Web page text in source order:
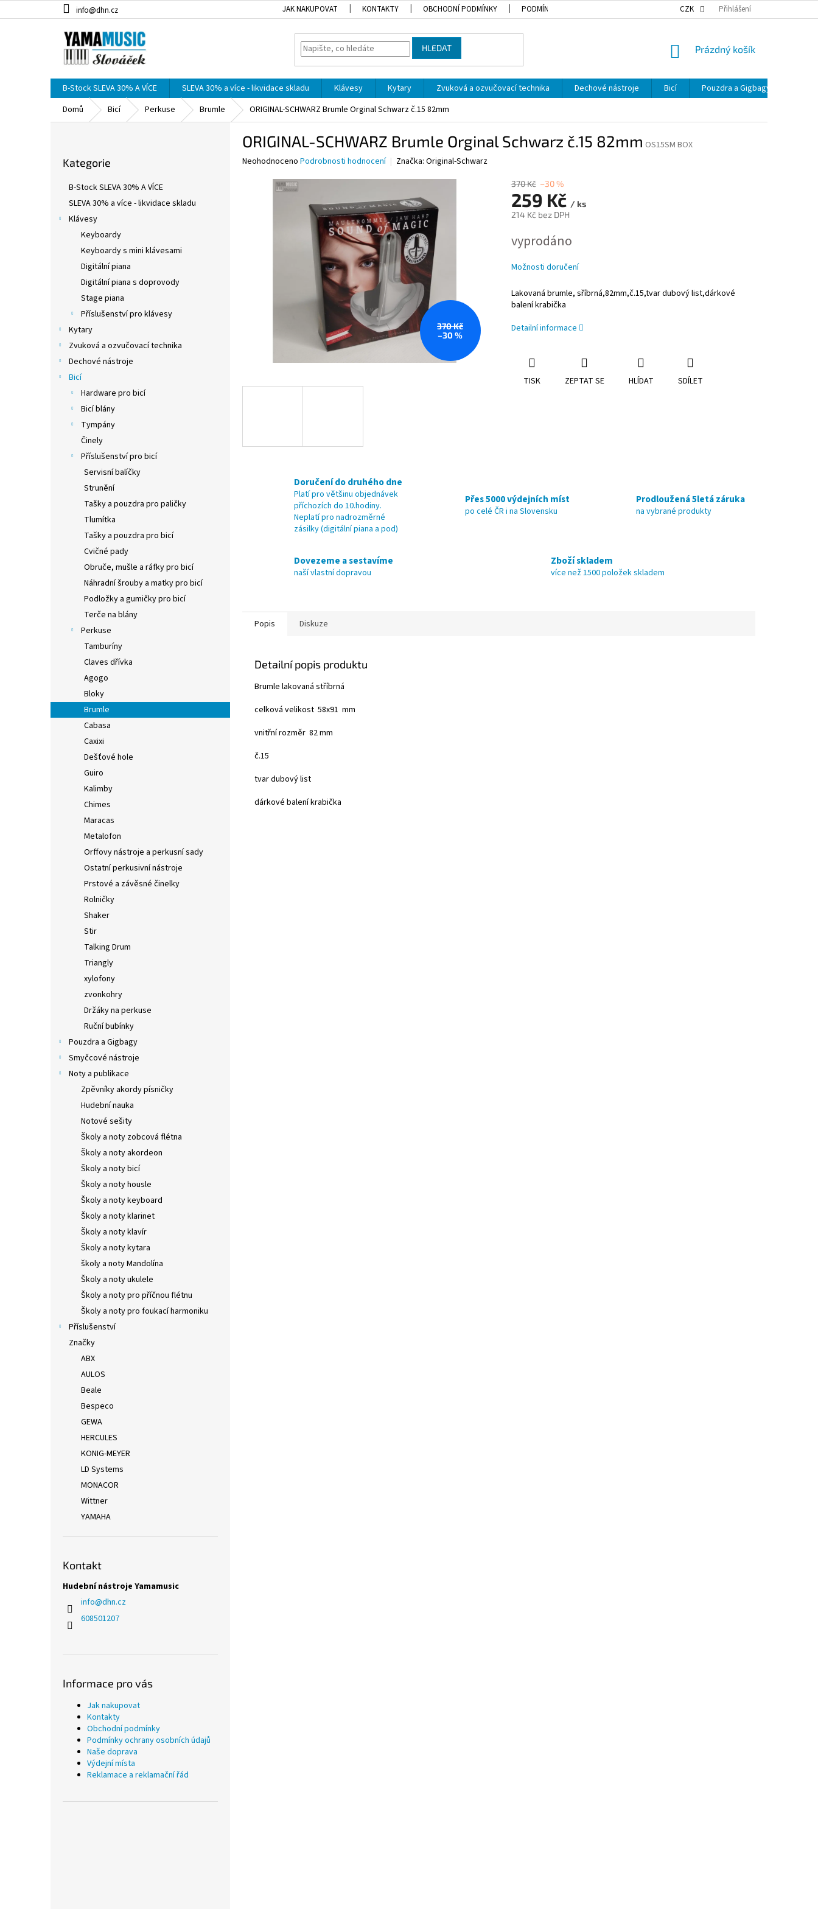
na
info@dhn.cz JAK NAKUPOVAT KONTAKTY OBCHODNÍ PODMÍNKY PODMÍNKY OCHRANY OSOBNÍCH ÚDAJŮ NAŠE DOPRAVA
CZK Přihlášení
HLEDAT
NÁKUPNÍ
Prázdný košík
B-Stock SLEVA 30% A VÍCE SLEVA 30% a více - likvidace skladu Klávesy Kytary Zvuková a ozvučovací technika Dechové nástroje Bicí Pouzdra a Gigbagy
Domů
Bicí Perkuse Brumle ORIGINAL-SCHWARZ Brumle Orginal Schwarz č.15 82mm
kategorie
Kategorie
B-Stock SLEVA 30% A VÍCE
SLEVA 30% a více - likvidace skladu
Klávesy
Keyboardy
Keyboardy s mini klávesami
Digitální piana
Digitální piana s doprovody
Stage piana
Příslušenství pro klávesy
Kytary
Zvuková a ozvučovací technika
Dechové nástroje
Bicí
Hardware pro bicí
Bicí blány
Tympány
Činely
Příslušenství pro bicí
Servisní balíčky
Strunění
Tašky a pouzdra pro paličky
Tlumítka
Tašky a pouzdra pro bicí
Cvičné pady
Obruče, mušle a ráfky pro bicí
Náhradní šrouby a matky pro bicí
Podložky a gumičky pro bicí
Terče na blány
Perkuse
Tamburíny
Claves dřívka
Agogo
Bloky
Brumle
Cabasa
Caxixi
Dešťové hole
Guiro
Kalimby
Chimes
Maracas
Metalofon
Orffovy nástroje a perkusní sady
Ostatní perkusivní nástroje
Prstové a závěsné činelky
Rolničky
Shaker
Stir
Talking Drum
Triangly
xylofony
zvonkohry
Držáky na perkuse
Ruční bubínky
Pouzdra a Gigbagy
Smyčcové nástroje
Noty a publikace
Zpěvníky akordy písničky
Hudební nauka
Notové sešity
Školy a noty zobcová flétna
Školy a noty akordeon
Školy a noty bicí
Školy a noty housle
Školy a noty keyboard
Školy a noty klarinet
Školy a noty klavír
Školy a noty kytara
školy a noty Mandolína
Školy a noty ukulele
Školy a noty pro příčnou flétnu
Školy a noty pro foukací harmoniku
Příslušenství
Značky
ABX
AULOS
Beale
Bespeco
GEWA
HERCULES
KONIG-MEYER
LD Systems
MONACOR
Wittner
YAMAHA
Kontakt
Hudební nástroje Yamamusic
info@dhn.cz
608501207
Informace pro vás
Jak nakupovat
Kontakty
Obchodní podmínky
Podmínky ochrany osobních údajů
Naše doprava
Výdejní místa
Reklamace a reklamační řád
ORIGINAL-SCHWARZ Brumle Orginal Schwarz č.15 82mm OS15SM BOX
Průměrné
Neohodnoceno Podrobnosti hodnocení Značka: Original-Schwarz
370 Kč
–30 %
370 Kč –30 %
259 Kč / ks
214 Kč bez DPH
cena:
vyprodáno
Možnosti doručení
Lakovaná brumle, sříbrná,82mm,č.15,tvar dubový list,dárkové
balení krabička
Detailní informace
TISK ZEPTAT SE HLÍDAT SDÍLET
Doručení do druhého dne
Platí pro většinu objednávek
příchozích do 10.hodiny.
Neplatí pro nadrozměrné
zásilky (digitální piana a pod)
Přes 5000 výdejních míst
po celé ČR i na Slovensku
Prodloužená 5letá záruka
na vybrané produkty
Dovezeme a sestavíme
naší vlastní dopravou
Zboží skladem
více než 1500 položek skladem
Popis Diskuze
Detailní popis produktu
Brumle lakovaná stříbrná
celková velikost 58x91 mm
vnitřní rozměr 82 mm
č.15
tvar dubový list
dárkové balení krabička